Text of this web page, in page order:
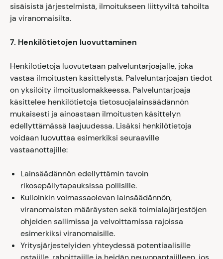
sisäisistä järjestelmistä, ilmoitukseen liittyviltä tahoilta
ja viranomaisilta.
7. Henkilötietojen luovuttaminen
Henkilötietoja luovutetaan palveluntarjoajalle, joka
vastaa ilmoitusten käsittelystä. Palveluntarjoajan tiedot
on yksilöity ilmoituslomakkeessa. Palveluntarjoaja
käsittelee henkilötietoja tietosuojalainsäädännön
mukaisesti ja ainoastaan ilmoitusten käsittelyn
edellyttämässä laajuudessa. Lisäksi henkilötietoja
voidaan luovuttaa esimerkiksi seuraaville
vastaanottajille:
Lainsäädännön edellyttämin tavoin
rikosepäilytapauksissa poliisille.
Kulloinkin voimassaolevan lainsäädännön,
viranomaisten määräysten sekä toimialajärjestöjen
ohjeiden sallimissa ja velvoittamissa rajoissa
esimerkiksi viranomaisille.
Yritysjärjestelyiden yhteydessä potentiaalisille